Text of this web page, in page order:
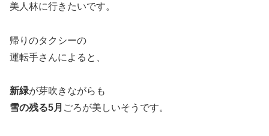
美人林に行きたいです。
帰りのタクシーの
運転手さんによると、
新緑が芽吹きながらも
雪の残る5月 ごろが美しいそうです。